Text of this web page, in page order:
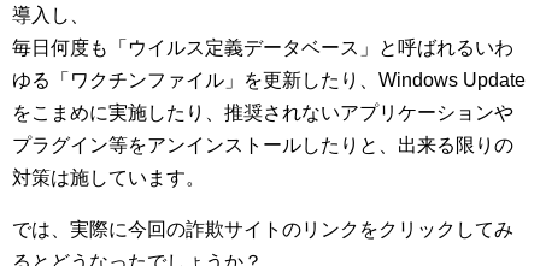
導入し、
毎日何度も「ウイルス定義データベース」と呼ばれるいわ
ゆる「ワクチンファイル」を更新したり、Windows Update
をこまめに実施したり、推奨されないアプリケーションや
プラグイン等をアンインストールしたりと、出来る限りの
対策は施しています。
では、実際に今回の詐欺サイトのリンクをクリックしてみ
るとどうなったでしょうか？